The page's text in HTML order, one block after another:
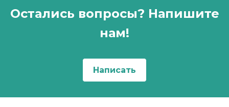
Остались вопросы? Напишите
нам!
Написать